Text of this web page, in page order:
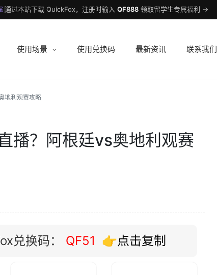
通过本站下载 QuickFox，注册时输入 QF888领取留学生专属福利 →
使用场景 使用兑换码 最新资讯 联系我们
地利观赛攻略
播？阿根廷vs奥地利观赛
兑换码： QF51 👉点击复制